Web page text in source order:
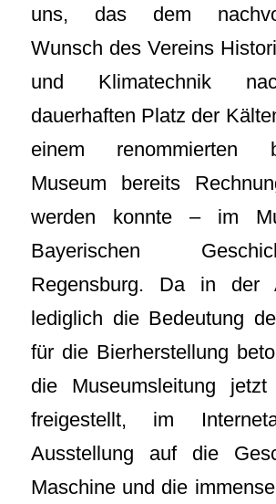
uns, das dem
Wunsch des Vereins
und Klimatechnik
dauerhaften Platz der
einem renommierten
Museum bereits
werden konnte – im
Bayerischen
Regensburg. Da in der
lediglich die Bedeutung
für die Bierherstellung
die Museumsleitung
freigestellt, im
Ausstellung auf die
Maschine und die